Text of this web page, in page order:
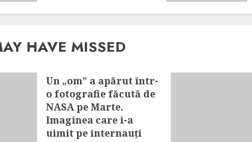
HAVE MISSED
Un „om” a apărut într-
o fotografie făcută de
NASA pe Marte.
Imaginea care i-a
uimit pe internauți